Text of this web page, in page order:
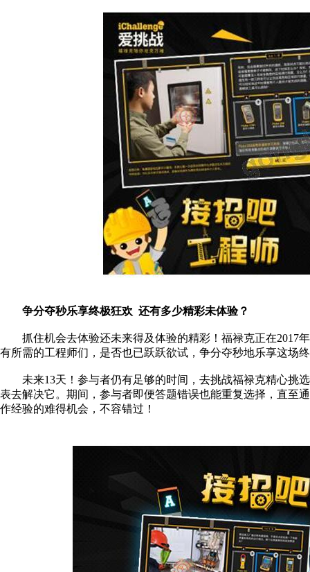
争分夺秒乐享终极狂欢 还有多少精彩未体验？
抓住机会去体验还未来得及体验的精彩！福禄克正在2017
有所需的工程师们，是否也已跃跃欲试，争分夺秒地乐享这场
未来13天！参与者仍有足够的时间，去挑战福禄克精心挑
表去解决它。期间，参与者即便答题错误也能重复选择，直至
作经验的难得机会，不容错过！